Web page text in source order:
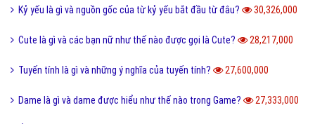
Kỷ yếu là gì và nguồn gốc của từ kỷ yếu bắt đầu từ đâu? 30,326,000
Cute là gì và các bạn nữ như thế nào được gọi là Cute? 28,217,000
Tuyến tính là gì và những ý nghĩa của tuyến tính? 27,600,000
Dame là gì và dame được hiểu như thế nào trong Game? 27,333,000